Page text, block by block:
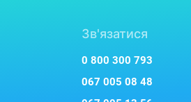
Зв'язатися
0 800 300 793
067 005 08 48